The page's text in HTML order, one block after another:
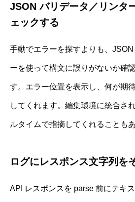
JSON バリデータ／リンタ
ェックする
手動でエラーを探すよりも、
ーを使って構文に誤りがないか確
す。エラー位置を表示し、何が期
してくれます。編集環境に統合さ
ルタイムで指摘してくれることもあ
ログにレスポンス文字列を
API レスポンスを parse 前にテキ